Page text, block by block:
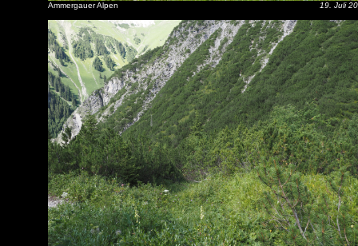
Ammergauer Alpen 19. Juli